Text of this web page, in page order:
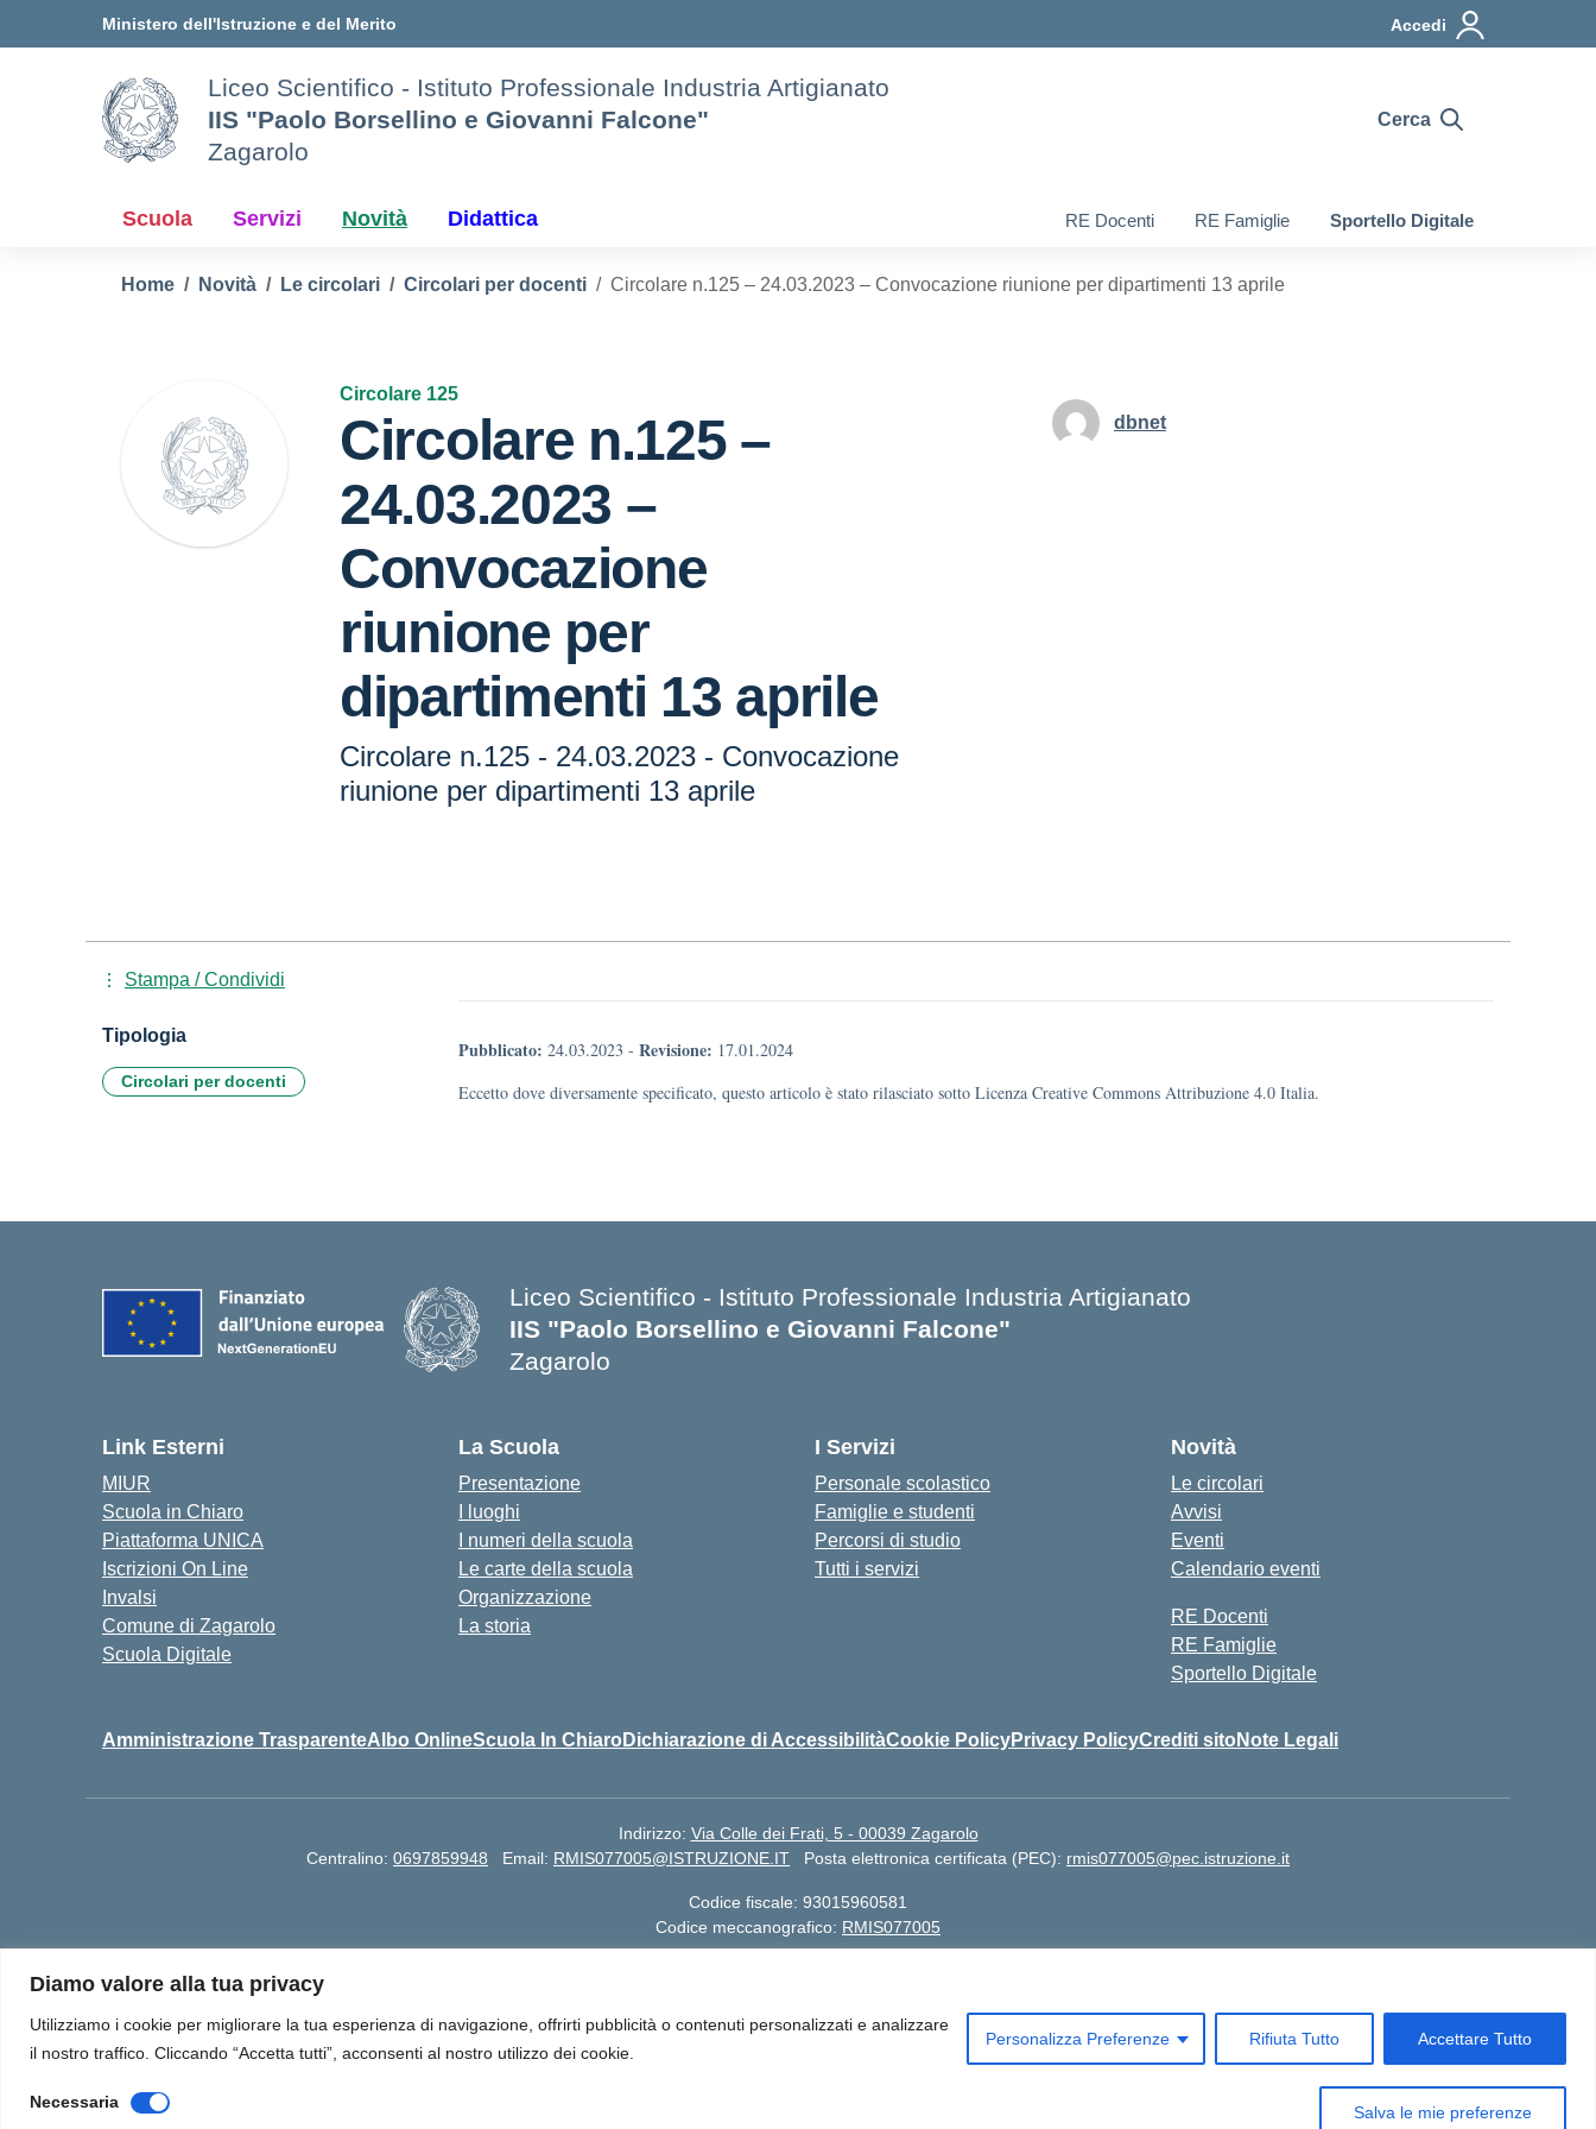
Diamo valore alla tua privacy
Utilizziamo i cookie per migliorare la tua esperienza di navigazione, offrirti pubblicità o contenuti personalizzati e analizzare
il nostro traffico. Cliccando “Accetta tutti”, acconsenti al nostro utilizzo dei cookie.
Personalizza Preferenze Rifiuta Tutto Accettare Tutto
Necessaria
Salva le mie preferenze
Ministero dell'Istruzione e del Merito Accedi
Liceo Scientifico - Istituto Professionale Industria Artigianato
IIS "Paolo Borsellino e Giovanni Falcone"
Zagarolo
Cerca
Scuola Servizi Novità Didattica RE Docenti RE Famiglie Sportello Digitale
Home Novità Le circolari Circolari per docenti Circolare n.125 – 24.03.2023 – Convocazione riunione per dipartimenti 13 aprile
Circolare 125
Circolare n.125 –
24.03.2023 –
Convocazione
riunione per
dipartimenti 13 aprile
Circolare n.125 - 24.03.2023 - Convocazione
riunione per dipartimenti 13 aprile
dbnet
Pubblicato: 24.03.2023 - Revisione: 17.01.2024
Eccetto dove diversamente specificato, questo articolo è stato rilasciato sotto Licenza Creative Commons Attribuzione 4.0 Italia.
Stampa / Condividi
Tipologia
Circolari per docenti
Liceo Scientifico - Istituto Professionale Industria Artigianato
IIS "Paolo Borsellino e Giovanni Falcone"
Zagarolo
Link Esterni
MIUR
Scuola in Chiaro
Piattaforma UNICA
Iscrizioni On Line
Invalsi
Comune di Zagarolo
Scuola Digitale
La Scuola
Presentazione
I luoghi
I numeri della scuola
Le carte della scuola
Organizzazione
La storia
I Servizi
Personale scolastico
Famiglie e studenti
Percorsi di studio
Tutti i servizi
Novità
Le circolari
Avvisi
Eventi
Calendario eventi
RE Docenti
RE Famiglie
Sportello Digitale
Amministrazione TrasparenteAlbo OnlineScuola In Chiaro Dichiarazione di AccessibilitàCookie PolicyPrivacy PolicyCrediti sito Note Legali
Indirizzo: Via Colle dei Frati, 5 - 00039 Zagarolo
Centralino: 0697859948 Email: RMIS077005@ISTRUZIONE.IT Posta elettronica certificata (PEC): rmis077005@pec.istruzione.it
Codice fiscale: 93015960581
Codice meccanografico: RMIS077005
RMPS07701G | Cod Mecc Sede IPIA: RMRI07701R | Indirizzo Email: rmis077005@istruzione.it | Indirizzo Email PEC: rmis077005@pec.istruzione.it
Concept & Design by Designers Italia